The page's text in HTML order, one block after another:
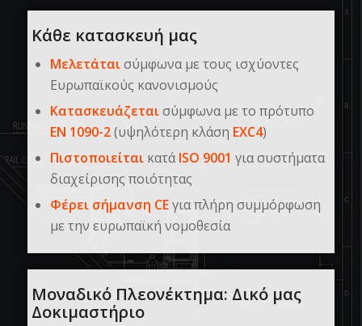
Κάθε κατασκευή μας
Μελετάταισύμφωνα με τους ισχύοντες
Ευρωπαϊκούς κανονισμούς
Κατασκευάζεταισύμφωνα με το πρότυπο
EN 1090-2(υψηλότερη κλάση EXC4)
ΠιστοποιείταικατάISO 9001 για συστήματα
διαχείρισης ποιότητας
Φέρει σήμανση CEγια πλήρη συμμόρφωση
με την ευρωπαϊκή νομοθεσία
Μοναδικό Πλεονέκτημα: Δικό μας
Δοκιμαστήριο